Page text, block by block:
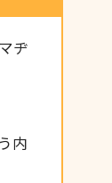
ヂ
内